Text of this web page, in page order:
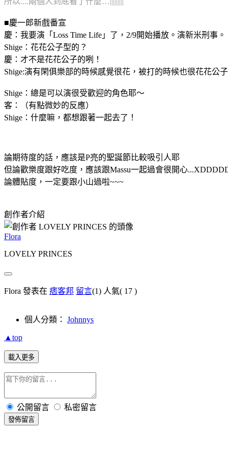
■慶一郎新戲番宣
慶：我要演「Loss Time Life」了，2/9開始播放。演新米刑事。
Shige：花花公子型的？
慶：才不是花花公子的咧！
Shige:演有閑俱樂部的時候感覺很花，被打的時候也很花花公子
Shige：總是可以演很受歡迎的角色耶～
客：（有點微妙的反應）
Shige：什麼嘛，都想跟著一起去了！
論期待度的話，應該是P亮的聖誕節比較吸引人耶
但論歡樂度跟好吃度，應該跟Massu一起過會很開心
論體貼度，一定要跟小山過啦~~~
創作者介紹
Flora
LOVELY PRINCES
Flora 發表在 痞客邦 留言(1) 人氣( 17 )
個人分類： Johnnys
▲top
載入更多
公開留言 私密留言
發佈留言